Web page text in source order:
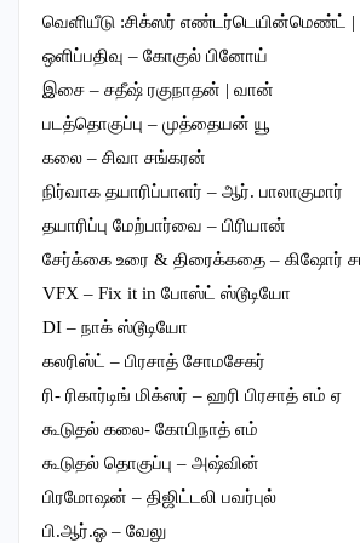
வெளியீடு :சிக்ஸர்
ஒளிப்பதிவு – கோகுல் பினோய்
இசை – சதீஷ் ரகுநாதன் | வான்
படத்தொகுப்பு – முத்தையன் யூ
கலை – சிவா சங்கரன்
நிர்வாக தயாரிப்பாளர் – ஆர். பாலாகுமார்
தயாரிப்பு மேற்பார்வை – பிரியான்
சேர்க்கை உரை & திரைக்கதை – கிஷோர்
VFX – Fix it in போஸ்ட் ஸ்டூடியோ
DI – நாக் ஸ்டூடியோ
கலரிஸ்ட் – பிரசாத் சோமசேகர்
ரி- ரிகார்டிங் மிக்ஸர் – ஹரி பிரசாத் எம் ஏ
கூடுதல் கலை- கோபிநாத் எம்
கூடுதல் தொகுப்பு – அஷ்வின்
பிரமோஷன் – திஜிட்டலி பவர்புல்
பி.ஆர்.ஓ – வேலு